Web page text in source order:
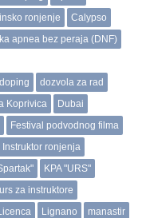
ronjenje
Calypso
apnea bez peraja (DNF)
doping
dozvola za rad
Koprivica
Dubai
Festival podvodnog filma
Instruktor ronjenja
KPA "URS"
za instruktore
Lignano
manastir